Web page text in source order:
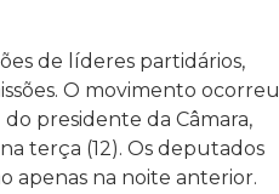
de líderes partidários,
O movimento ocorreu
presidente da Câmara,
terça (12). Os deputados
apenas na noite anterior.